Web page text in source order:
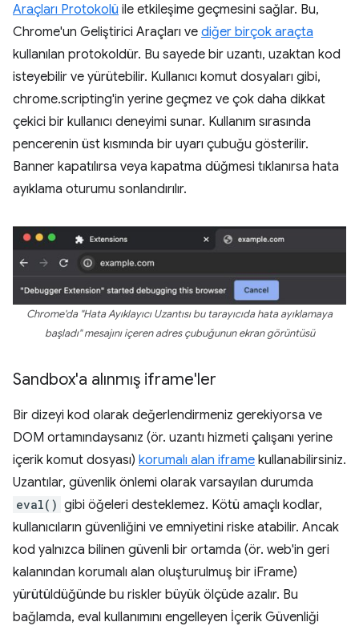
Araçları Protokolü ile etkileşime geçmesini sağlar. Bu,
Chrome'un Geliştirici Araçları ve diğer birçok araçta
kullanılan protokoldür. Bu sayede bir uzantı, uzaktan kod
isteyebilir ve yürütebilir. Kullanıcı komut dosyaları gibi,
chrome.scripting'in yerine geçmez ve çok daha dikkat
çekici bir kullanıcı deneyimi sunar. Kullanım sırasında
pencerenin üst kısmında bir uyarı çubuğu gösterilir.
Banner kapatılırsa veya kapatma düğmesi tıklanırsa hata
ayıklama oturumu sonlandırılır.
Chrome'da "Hata Ayıklayıcı Uzantısı bu tarayıcıda hata ayıklamaya
başladı" mesajını içeren adres çubuğunun ekran görüntüsü
Sandbox'a alınmış iframe'ler
Bir dizeyi kod olarak değerlendirmeniz gerekiyorsa ve
DOM ortamındaysanız (ör. uzantı hizmeti çalışanı yerine
içerik komut dosyası) korumalı alan iframe kullanabilirsiniz.
Uzantılar, güvenlik önlemi olarak varsayılan durumda
eval() gibi öğeleri desteklemez. Kötü amaçlı kodlar,
kullanıcıların güvenliğini ve emniyetini riske atabilir. Ancak
kod yalnızca bilinen güvenli bir ortamda (ör. web'in geri
kalanından korumalı alan oluşturulmuş bir iFrame)
yürütüldüğünde bu riskler büyük ölçüde azalır. Bu
bağlamda, eval kullanımını engelleyen İçerik Güvenliği